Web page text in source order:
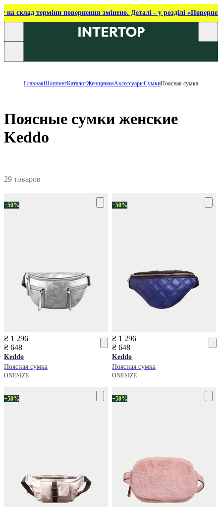
на склад терміни повернення змінено. Деталі - у розділі
ГлавнаяШоппингКаталогЖенщинамАксессуарыСумкиПоясная сумка
Поясные сумки женские
Keddo
29 товаров
−50%
₴ 1 296
₴ 648
Keddo
Поясная сумка
ONESIZE
−50%
₴ 1 296
₴ 648
Keddo
Поясная сумка
ONESIZE
−50% −50%